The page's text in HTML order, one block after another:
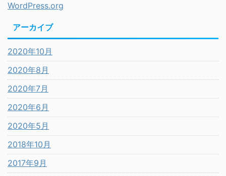
WordPress.org
アーカイブ
2020年10月
2020年8月
2020年7月
2020年6月
2020年5月
2018年10月
2017年9月